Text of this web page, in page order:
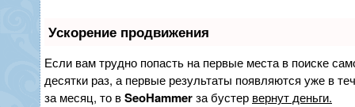
Ускорение продвижения
Если вам трудно попасть на первые места в поиске
десятки раз, а первые результаты появляются уже в
за месяц, то вSeoHammerза бустер вернут деньги.